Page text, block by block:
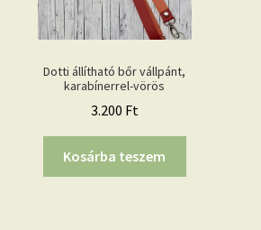
Dotti állítható bőr vállpánt,
karabínerrel-vörös
3.200 Ft
Kosárba teszem